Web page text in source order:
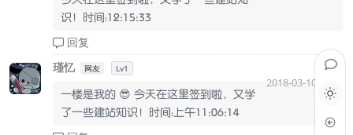
识！时间：12:15:33
回复
瑾忆
网友 Lv1
2018-03-10 11:47
一楼是我的 😎 今天在这里签到啦，又学
了一些建站知识！时间：上午11:06:14